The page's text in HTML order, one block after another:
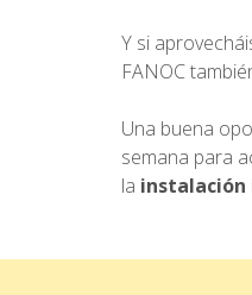
Y si
FANOC
Una buena
semana para
la instalación